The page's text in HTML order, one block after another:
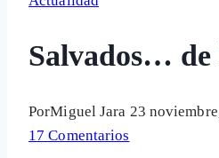
Salvados…
PorMiguel Jara 23
17 Comentarios